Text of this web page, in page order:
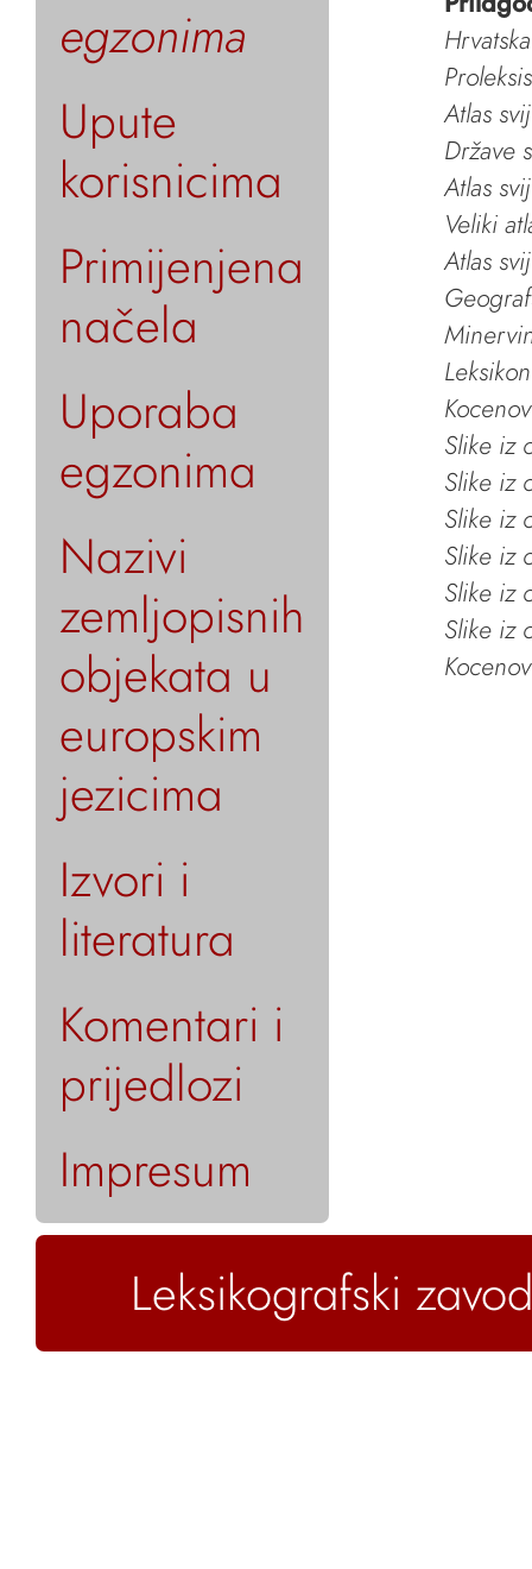
egzonima
Upute
korisnicima
Primijenjena
načela
Uporaba
egzonima
Nazivi
zemljopisnih
objekata u
europskim
jezicima
Izvori i
literatura
Komentari i
prijedlozi
Impresum
Atlas
Države
Atlas
Veliki
Atlas
Slike iz
Slike iz
Slike iz
Slike iz
Slike iz
Slike iz
Leksikografski